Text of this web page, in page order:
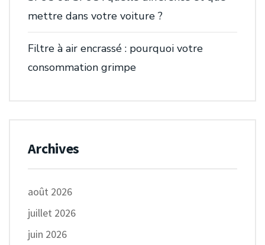
mettre dans votre voiture ?
Filtre à air encrassé : pourquoi votre
consommation grimpe
Archives
août 2026
juillet 2026
juin 2026